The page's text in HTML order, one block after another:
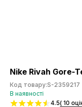
Nike Rivah Gore-
Код товару:S-2359217
В наявності
4.5( 10